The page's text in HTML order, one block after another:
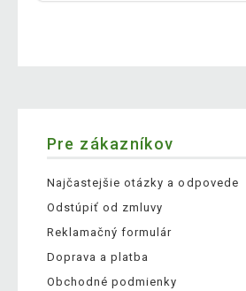
Pre zákazníkov
Najčastejšie otázky a odpovede
Odstúpiť od zmluvy
Reklamačný formulár
Doprava a platba
Obchodné podmienky